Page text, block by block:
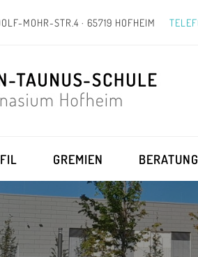
MOHR-STR.4 · 65719 HOFHEIM
GREMIEN BERATUNG